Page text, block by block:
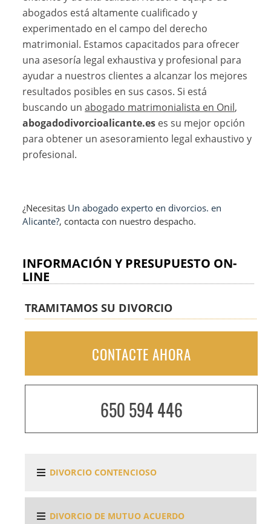
abogados está altamente cualificado y
experimentado en el campo del derecho
matrimonial. Estamos capacitados para ofrecer
una asesoría legal exhaustiva y profesional para
ayudar a nuestros clientes a alcanzar los mejores
resultados posibles en sus casos. Si está
buscando unabogado matrimonialista en Onil,
abogadodivorcioalicante.es es su mejor opción
para obtener un asesoramiento legal exhaustivo y
profesional.
¿Necesitas Un abogado experto en divorcios. en
Alicante?, contacta con nuestro despacho.
INFORMACIÓN Y PRESUPUESTO ON-
LINE
TRAMITAMOS SU DIVORCIO
CONTACTE AHORA
650 594 446
DIVORCIO CONTENCIOSO
DIVORCIO DE MUTUO ACUERDO